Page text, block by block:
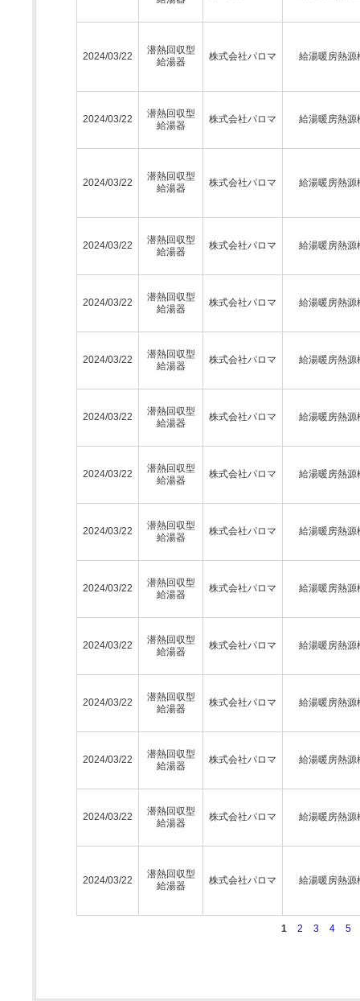
2024/03/22
潜熱回収型
給湯器
株式会社パロマ 給湯暖房熱源
2024/03/22
潜熱回収型
給湯器
株式会社パロマ 給湯暖房熱源
2024/03/22
潜熱回収型
給湯器
株式会社パロマ 給湯暖房熱源
2024/03/22
潜熱回収型
給湯器
株式会社パロマ 給湯暖房熱源
2024/03/22
潜熱回収型
給湯器
株式会社パロマ 給湯暖房熱源
2024/03/22
潜熱回収型
給湯器
株式会社パロマ 給湯暖房熱源
2024/03/22
潜熱回収型
給湯器
株式会社パロマ 給湯暖房熱源
2024/03/22
潜熱回収型
給湯器
株式会社パロマ 給湯暖房熱源
2024/03/22
潜熱回収型
給湯器
株式会社パロマ 給湯暖房熱源
2024/03/22
潜熱回収型
給湯器
株式会社パロマ 給湯暖房熱源
2024/03/22
潜熱回収型
給湯器
株式会社パロマ 給湯暖房熱源
2024/03/22
潜熱回収型
給湯器
株式会社パロマ 給湯暖房熱源
2024/03/22
潜熱回収型
給湯器
株式会社パロマ 給湯暖房熱源
2024/03/22
潜熱回収型
給湯器
株式会社パロマ 給湯暖房熱源
2024/03/22
潜熱回収型
給湯器
株式会社パロマ 給湯暖房熱源
1 2 3 4 5